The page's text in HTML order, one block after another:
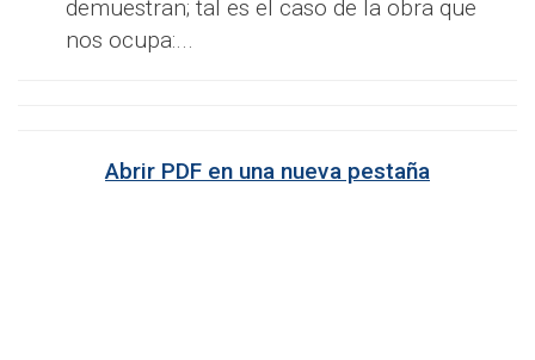
demuestran; tal es el caso de la obra que
nos ocupa:...
Abrir PDF en una nueva pestaña